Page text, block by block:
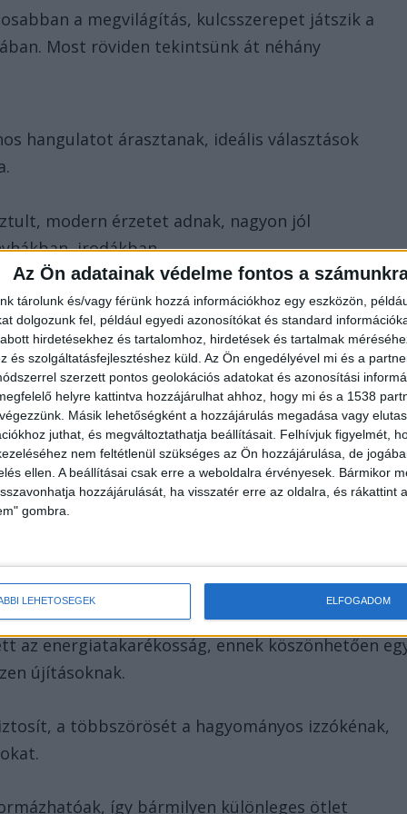
Az Ön adatainak védelme fontos a
tárolunk és/vagy férünk hozzá információkhoz egy eszközön,
dolgozunk fel, például egyedi azonosítókat és standard
hirdetésekhez és tartalomhoz, hirdetések és tartalmak
és szolgáltatásfejlesztéshez küld. Az Ön engedélyével mi és a
szerzett pontos geolokációs adatokat és azonosítási
helyre kattintva hozzájárulhat ahhoz, hogy mi és a 1538
Másik lehetőségként a hozzájárulás megadása vagy
juthat, és megváltoztathatja beállításait. Felhívjuk figyelmét,
nem feltétlenül szükséges az Ön hozzájárulása, de
ellen. A beállításai csak erre a weboldalra érvényesek. Bármikor
hozzájárulását, ha visszatér erre az oldalra, és rákattint
gombra.
LEHETŐSÉGEK ELFOGADOM
a megvilágítás, kulcsszerepet játszik a
Most röviden tekintsünk át néhány
hangulatot árasztanak, ideális választások
modern érzetet adnak, nagyon jól
irodákban.
környezetet teremthet, kiválóan működnek
képesek egészen átrajzolni egy teret, drámai
étkezőkben vagy éppen műtárgyak
hogy ezek mindegyikéhez alkalmazkodni
révén bármilyen térbe illeszkednek.
amely különösen vonzóvá teszi őket.
az energiatakarékosság, ennek köszönhetően
újításoknak.
a többszörösét a hagyományos izzókénak,
így bármilyen különleges ötlet